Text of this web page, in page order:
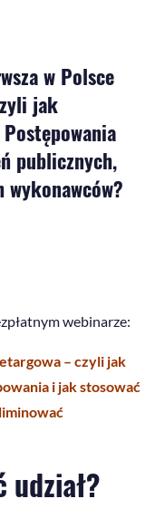
w Polsce
jak
publicznych,
webinarze:
– czyli jak
i jak stosować
udział?